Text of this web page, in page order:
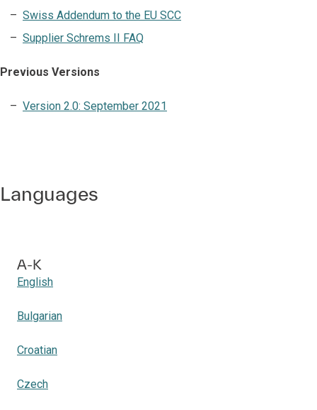
Swiss Addendum to the EU SCC
Supplier Schrems II FAQ
Previous Versions
Version 2.0: September 2021
Languages
A-K
English
Bulgarian
Croatian
Czech